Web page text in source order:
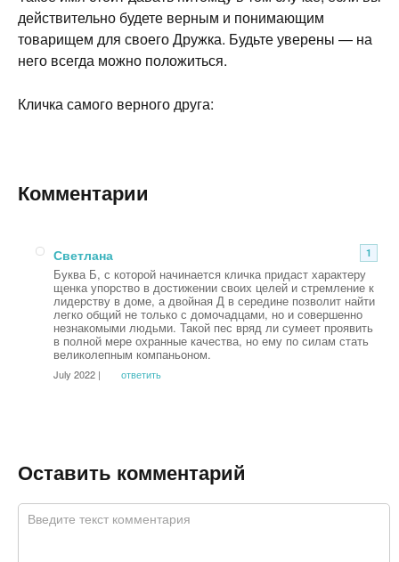
действительно будете верным и понимающим
товарищем для своего Дружка. Будьте уверены — на
него всегда можно положиться.
Кличка самого верного друга:
Комментарии
1
Светлана
Буква Б, с которой начинается кличка придаст характеру
щенка упорство в достижении своих целей и стремление к
лидерству в доме, а двойная Д в середине позволит найти
легко общий не только с домочадцами, но и совершенно
незнакомыми людьми. Такой пес вряд ли сумеет проявить
в полной мере охранные качества, но ему по силам стать
великолепным компаньоном.
July 2022 | ответить
Оставить комментарий
Комментарий*